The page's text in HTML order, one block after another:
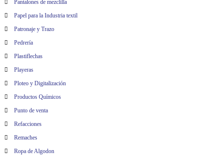
Pantalones de mezclilla
Papel para la Industria textil
Patronaje y Trazo
Pedrería
Plastiflechas
Playeras
Ploteo y Digitalización
Productos Químicos
Punto de venta
Refacciones
Remaches
Ropa de Algodon